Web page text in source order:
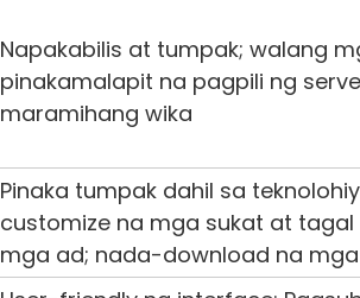
Napakabilis at tumpak; walang
pinakamalapit na pagpili ng
maramihang wika
Pinaka tumpak dahil sa
customize na mga sukat at
mga ad; nada-download na